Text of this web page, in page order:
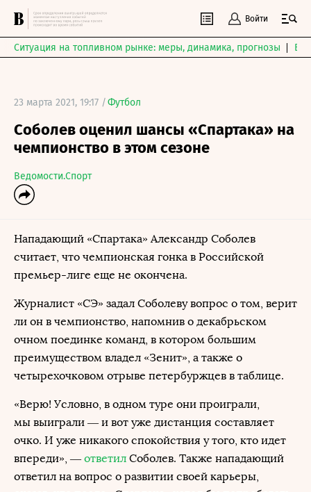
Войти
Ситуация на топливном рынке: меры, динамика, прогнозы
23 марта 2021, 19:17 /Футбол
Соболев оценил шансы «Спартака» на
чемпионство в этом сезоне
Ведомости.Спорт
Нападающий «Спартака» Александр Соболев
считает, что чемпионская гонка в Российской
премьер-лиге еще не окончена.
Журналист «СЭ» задал Соболеву вопрос о том, верит
ли он в чемпионство, напомнив о декабрьском
очном поединке команд, в котором большим
преимуществом владел «Зенит», а также о
четырехочковом отрыве петербуржцев в таблице.
«Верю! Условно, в одном туре они проиграли,
мы выиграли — и вот уже дистанция составляет
очко. И уже никакого спокойствия у того, кто идет
впереди», — ответил Соболев. Также нападающий
ответил на вопрос о развитии своей карьеры,